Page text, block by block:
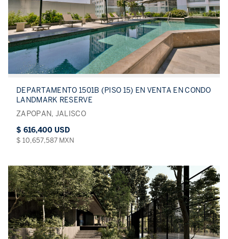
DEPARTAMENTO 1501B (PISO 15) EN VENTA EN CONDO
LANDMARK RESERVE
ZAPOPAN, JALISCO
$ 616,400 USD
$ 10,657,587 MXN